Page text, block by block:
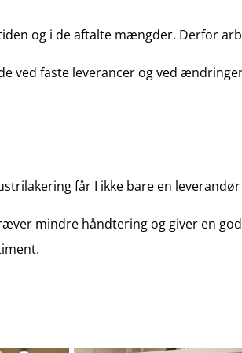
og i de aftalte mængder. Derfor
ved faste leverancer og ved
får I ikke bare en
mindre håndtering og giver en